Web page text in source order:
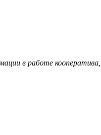
в работе